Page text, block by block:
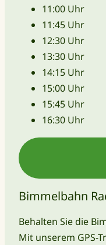
11:00 Uhr
11:45 Uhr
12:30 Uhr
13:30 Uhr
14:15 Uhr
15:00 Uhr
15:45 Uhr
16:30 Uhr
Bimmelbahn
Behalten Sie die
Mit unserem GPS-